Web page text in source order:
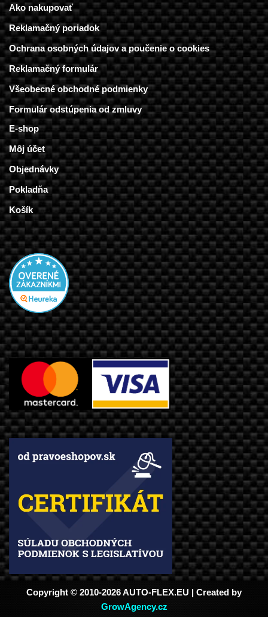
Ako nakupovať
Reklamačný poriadok
Ochrana osobných údajov a poučenie o cookies
Reklamačný formulár
Všeobecné obchodné podmienky
Formulár odstúpenia od zmluvy
E-shop
Môj účet
Objednávky
Pokladňa
Košík
Copyright © 2010-2026 AUTO-FLEX.EU | Created by
GrowAgency.cz